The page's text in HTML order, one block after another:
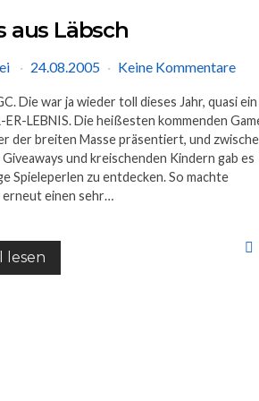
aus Läbsch
24.08.2005 Keine Kommentare
Die war ja wieder toll dieses Jahr, quasi ein
ER-LEBNIS. Die heißesten kommenden
der breiten Masse präsentiert, und
und kreischenden Kindern gab es
Spieleperlen zu entdecken. So machte
einen sehr…
lesen